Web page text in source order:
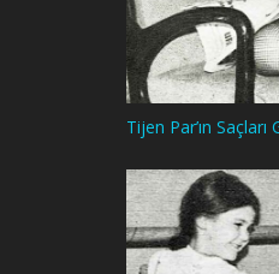
Tijen Par’ın Saçları